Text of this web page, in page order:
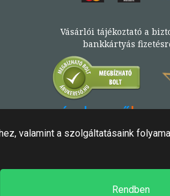
Vásárlói tájékoztató a
bankkártyás
Könyv az Árukeresőn